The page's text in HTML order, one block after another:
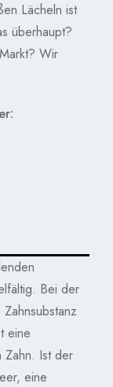
Lächeln ist
überhaupt?
Wir
Bei der
eine
Zahn. Ist der
eine